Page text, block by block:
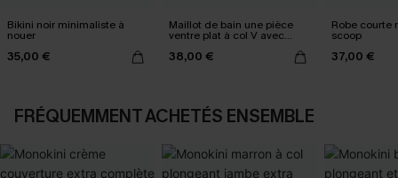
Bikini noir minimaliste à
nouer
35,00 €
Maillot de bain une pièce
ventre plat à col V avec
Mesh power
38,00 €
Robe courte
scoop
37,00 €
FRÉQUEMMENT ACHETÉS ENSEMBLE